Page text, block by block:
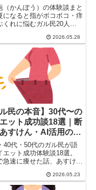
（かんぽう）の体験談まと
になると指がボコボコ・痒
くれに悩むガル民20人の
った人・銀歯を外したら治
・テラコートリル・ステロ
療まで、検索しても出てこ
音と治し方を一気にチェッ
2026.05.28
ル民の本音】30代〜の
ット成功談18選｜断
すけん・AI活用のリ
40代・50代のガル民が語
エット成功体験談18選。
急速に痩せた話、あすけん
・Geminiにメニュー提
もらう最新活用法まで。
2026.05.23